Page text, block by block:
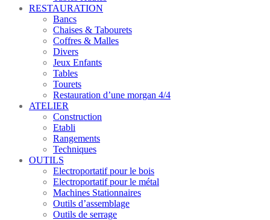
RESTAURATION
Bancs
Chaises & Tabourets
Coffres & Malles
Divers
Jeux Enfants
Tables
Tourets
Restauration d’une morgan 4/4
ATELIER
Construction
Etabli
Rangements
Techniques
OUTILS
Electroportatif pour le bois
Electroportatif pour le métal
Machines Stationnaires
Outils d’assemblage
Outils de serrage